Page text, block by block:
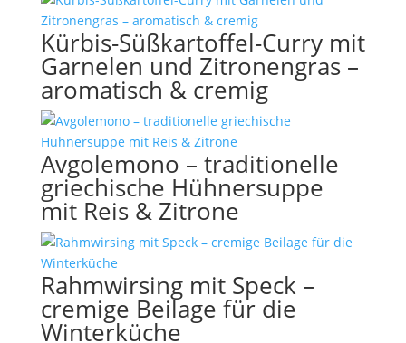
Kürbis-Süßkartoffel-Curry mit
Garnelen und Zitronengras –
aromatisch & cremig
Avgolemono – traditionelle
griechische Hühnersuppe
mit Reis & Zitrone
Rahmwirsing mit Speck –
cremige Beilage für die
Winterküche